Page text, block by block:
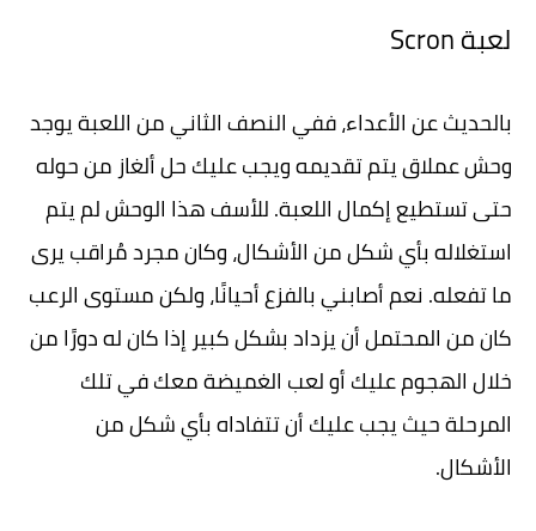
لعبة Scron
بالحديث عن الأعداء، ففي النصف الثاني من اللعبة يوجد
وحش عملاق يتم تقديمه ويجب عليك حل ألغاز من حوله
حتى تستطيع إكمال اللعبة. للأسف هذا الوحش لم يتم
استغلاله بأي شكل من الأشكال، وكان مجرد مُراقب يرى
ما تفعله. نعم أصابني بالفزع أحيانًا، ولكن مستوى الرعب
كان من المحتمل أن يزداد بشكل كبير إذا كان له دورًا من
خلال الهجوم عليك أو لعب الغميضة معك في تلك
المرحلة حيث يجب عليك أن تتفاداه بأي شكل من
الأشكال.